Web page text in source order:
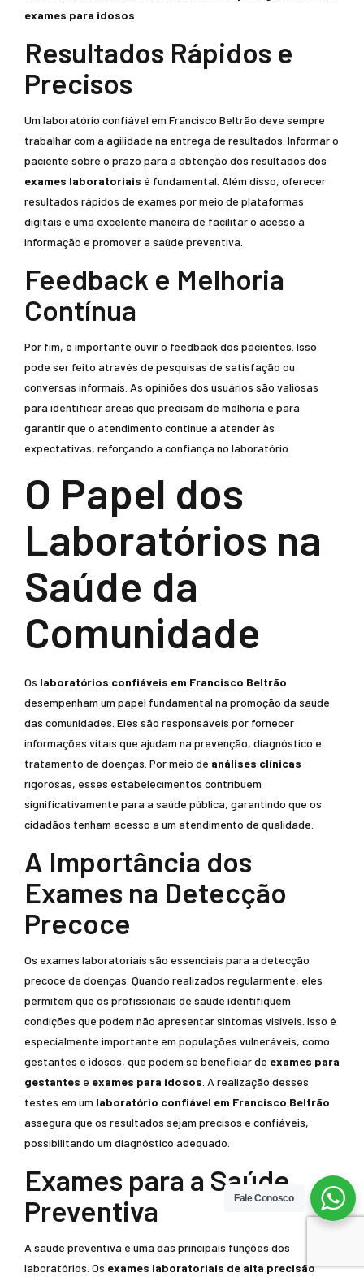
exames para idosos
Resultados Rápidos e
Precisos
Um laboratório confiável em Francisco Beltrão deve sempre
trabalhar com a agilidade na entrega de resultados. Informar o
paciente sobre o prazo para a obtenção dos resultados dos
exames laboratoriais é fundamental. Além disso, oferecer
resultados rápidos de exames por meio de plataformas
digitais é uma excelente maneira de facilitar o acesso à
informação e promover a saúde preventiva.
Feedback e Melhoria
Contínua
Por fim, é importante ouvir o feedback dos pacientes. Isso
pode ser feito através de pesquisas de satisfação ou
conversas informais. As opiniões dos usuários são valiosas
para identificar áreas que precisam de melhoria e para
garantir que o atendimento continue a atender às
expectativas, reforçando a confiança no laboratório.
O Papel dos
Laboratórios na
Saúde da
Comunidade
Os laboratórios confiáveis em Francisco Beltrão
desempenham um papel fundamental na promoção da saúde
das comunidades. Eles são responsáveis por fornecer
informações vitais que ajudam na prevenção, diagnóstico e
tratamento de doenças. Por meio de análises clínicas
rigorosas, esses estabelecimentos contribuem
significativamente para a saúde pública, garantindo que os
cidadãos tenham acesso a um atendimento de qualidade.
A Importância dos
Exames na Detecção
Precoce
Os exames laboratoriais são essenciais para a detecção
precoce de doenças. Quando realizados regularmente, eles
permitem que os profissionais de saúde identifiquem
condições que podem não apresentar sintomas visíveis. Isso é
especialmente importante em populações vulneráveis, como
gestantes e idosos, que podem se beneficiar de exames para
gestantes e exames para idosos . A realização desses
testes em um laboratório confiável em Francisco Beltrão
assegura que os resultados sejam precisos e confiáveis,
possibilitando um diagnóstico adequado.
Exames para a Saúde
Preventiva
A saúde preventiva é uma das principais funções dos
laboratórios. Os exames laboratoriais de alta precisão
Fale Conosco